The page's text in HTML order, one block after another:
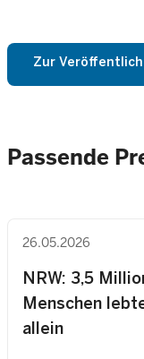
Zur
Passende
26.05.2026
NRW: 3,5
Menschen
allein